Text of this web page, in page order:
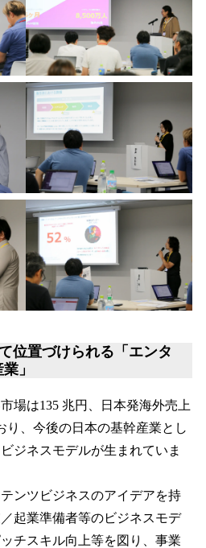
位置づけられる「エンタ
」
場は135 兆円、日本発海外売上
り、今後の日本の基幹産業とし
ジネスモデルが生まれていま
ンツビジネスのアイデアを持
起業準備者等のビジネスモデ
チスキル向上等を図り、事業